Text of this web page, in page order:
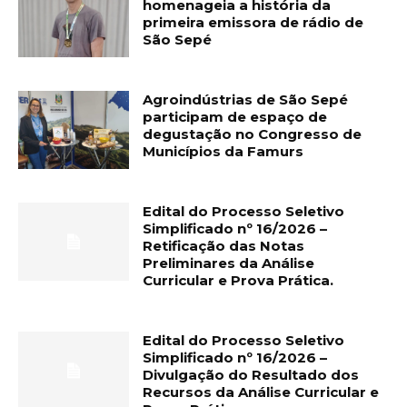
homenageia a história da
primeira emissora de rádio de
São Sepé
Agroindústrias de São Sepé
participam de espaço de
degustação no Congresso de
Municípios da Famurs
Edital do Processo Seletivo
Simplificado nº 16/2026 –
Retificação das Notas
Preliminares da Análise
Curricular e Prova Prática.
Edital do Processo Seletivo
Simplificado nº 16/2026 –
Divulgação do Resultado dos
Recursos da Análise Curricular e